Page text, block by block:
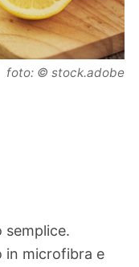
foto: © stock.adobe
semplice.
in microfibra e